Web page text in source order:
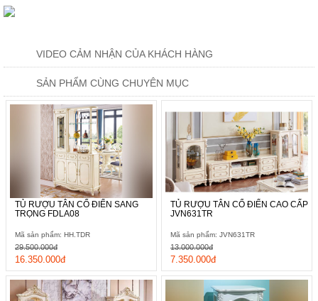
VIDEO CẢM NHẬN CỦA KHÁCH HÀNG
SẢN PHẨM CÙNG CHUYÊN MỤC
TỦ RƯỢU TÂN CỔ ĐIỂN SANG
TRỌNG FDLA08
Mã sản phẩm: HH.TDR
16.350.000đ
29.500.000đ
TỦ RƯỢU TÂN CỔ ĐIỂN CAO CẤP
JVN631TR
Mã sản phẩm: JVN631TR
7.350.000đ
13.000.000đ